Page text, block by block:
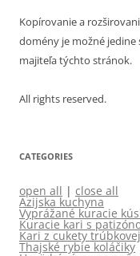
Kopírovanie a
domény je možné
majiteľa týchto stránok.
All rights reserved.
CATEGORIES
open all | close all
Azijska kuchyna
Vyprážané kuracie
Kuracie kari s
Kari z cukety trúbkovej
Thajské rybie koláčiky